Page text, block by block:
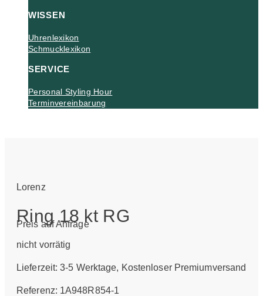
WISSEN
Uhrenlexikon
Schmucklexikon
SERVICE
Personal Styling Hour
Terminvereinbarung
Lorenz
Ring 18 kt RG
Preis auf Anfrage
nicht vorrätig
Lieferzeit:3-5 Werktage, Kostenloser Premiumversand
Referenz: 1A948R854-1